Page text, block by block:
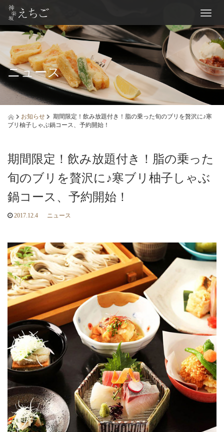
ニュース
お知らせ
期間限定！飲み放題付き！脂の乗った旬のブリを贅沢に♪寒
ブリ柚子しゃぶ鍋コース、予約開始！
期間限定！飲み放題付き！脂の乗った
旬のブリを贅沢に♪寒ブリ柚子しゃぶ
鍋コース、予約開始！
2017.12.4 ニュース